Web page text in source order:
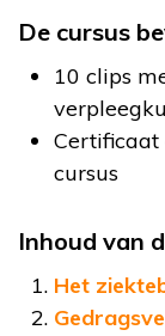
De cursus
10 clips
Certificaat
cursus
Inhoud van
Het